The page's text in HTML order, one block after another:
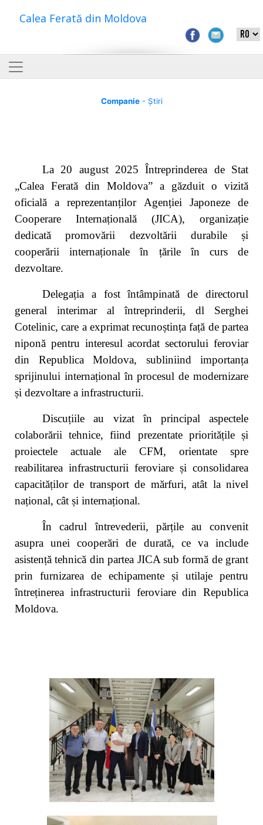
Calea Ferată din Moldova
Companie- Știri
La 20 august 2025 Întreprinderea de Stat
„Calea Ferată din Moldova” a găzduit o vizită
oficială a reprezentanților Agenției Japoneze de
Cooperare Internațională (JICA), organizație
dedicată promovării dezvoltării durabile și
cooperării internaționale în țările în curs de
dezvoltare.
Delegația a fost întâmpinată de directorul
general interimar al întreprinderii, dl Serghei
Cotelinic, care a exprimat recunoștința față de partea
niponă pentru interesul acordat sectorului feroviar
din Republica Moldova, subliniind importanța
sprijinului internațional în procesul de modernizare
și dezvoltare a infrastructurii.
Discuțiile au vizat în principal aspectele
colaborării tehnice, fiind prezentate prioritățile și
proiectele actuale ale CFM, orientate spre
reabilitarea infrastructurii feroviare și consolidarea
capacităților de transport de mărfuri, atât la nivel
național, cât și internațional.
În cadrul întrevederii, părțile au convenit
asupra unei cooperări de durată, ce va include
asistență tehnică din partea JICA sub formă de grant
prin furnizarea de echipamente și utilaje pentru
întreținerea infrastructurii feroviare din Republica
Moldova.